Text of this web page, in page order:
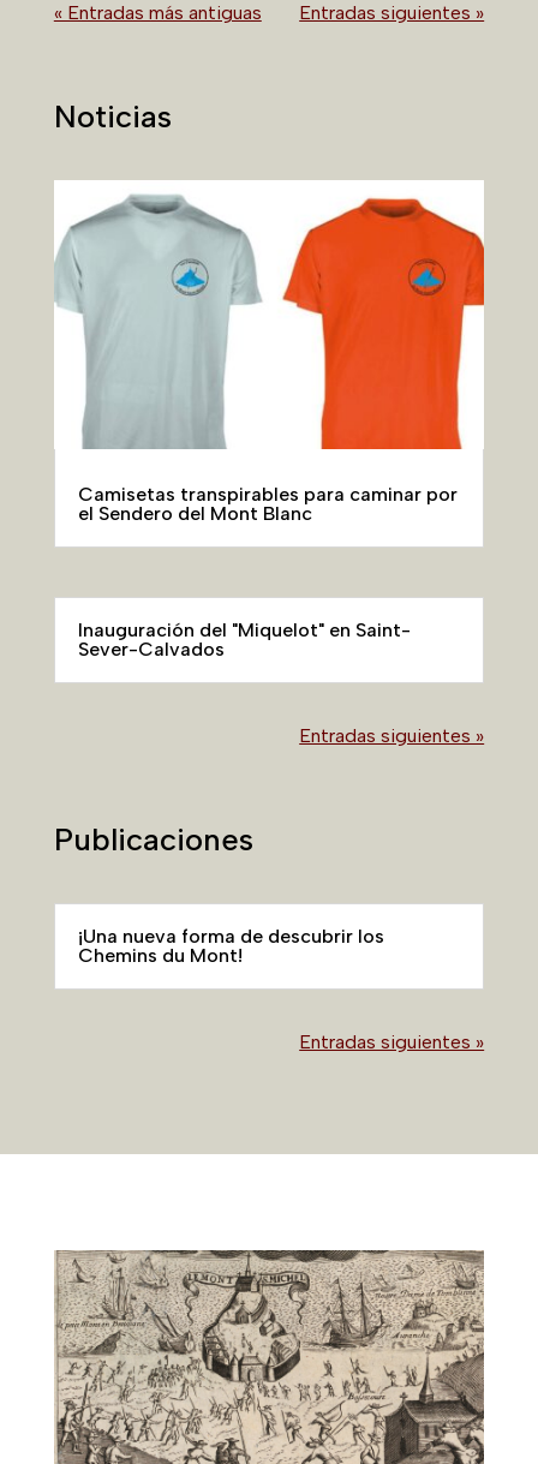
« Entradas más antiguas Entradas siguientes »
Noticias
Camisetas transpirables para caminar por
el Sendero del Mont Blanc
Inauguración del "Miquelot" en Saint-
Sever-Calvados
Entradas siguientes »
Publicaciones
¡Una nueva forma de descubrir los
Chemins du Mont!
Entradas siguientes »